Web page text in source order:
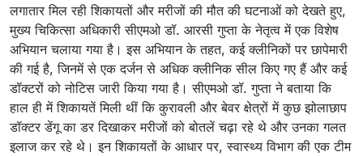
लगातार मिल रही शिकायतों और मरीजों की मौत की घटनाओं को देखते हुए,
मुख्य चिकित्सा अधिकारी सीएमओ डॉ. आरसी गुप्ता के नेतृत्व में एक विशेष
अभियान चलाया गया है। इस अभियान के तहत, कई क्लीनिकों पर छापेमारी
की गई है, जिनमें से एक दर्जन से अधिक क्लीनिक सील किए गए हैं और कई
डॉक्टरों को नोटिस जारी किया गया है। सीएमओ डॉ. गुप्ता ने बताया कि
हाल ही में शिकायतें मिली थीं कि कुरावली और बेवर क्षेत्रों में कुछ झोलाछाप
डॉक्टर डेंगू का डर दिखाकर मरीजों को बोतलें चढ़ा रहे थे और उनका गलत
इलाज कर रहे थे। इन शिकायतों के आधार पर, स्वास्थ्य विभाग की एक टीम